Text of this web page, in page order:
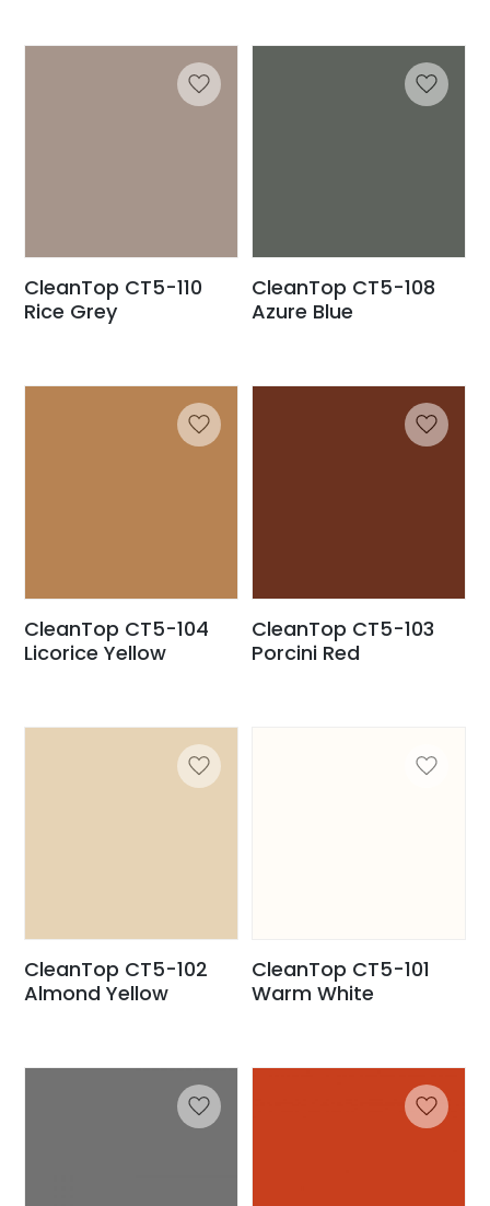
CleanTop CT5-110
Rice Grey
CleanTop CT5-108
Azure Blue
CleanTop CT5-104
Licorice Yellow
CleanTop CT5-103
Porcini Red
CleanTop CT5-102
Almond Yellow
CleanTop CT5-101
Warm White